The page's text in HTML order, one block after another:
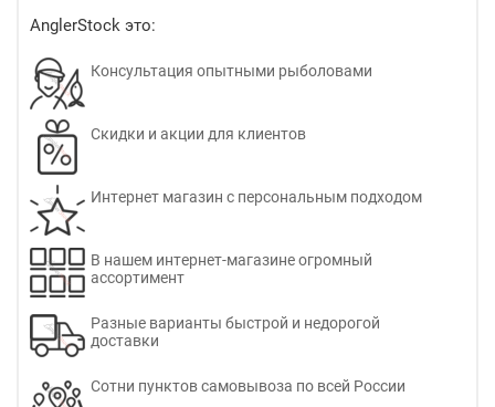
AnglerStock это:
Консультация опытными рыболовами
Скидки и акции для клиентов
Интернет магазин с персональным подходом
В нашем интернет-магазине огромный
ассортимент
Разные варианты быстрой и недорогой
доставки
Сотни пунктов самовывоза по всей России